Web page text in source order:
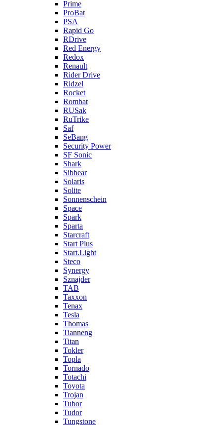
Prime
ProBat
PSA
Rapid Go
RDrive
Red Energy
Redox
Renault
Rider Drive
Ridzel
Rocket
Rombat
RUSak
RuTrike
Saf
SeBang
Security Power
SF Sonic
Shark
Sibbear
Solaris
Solite
Sonnenschein
Space
Spark
Sparta
Starcraft
Start Plus
Start.Light
Steco
Synergy
Sznajder
TAB
Taxxon
Tenax
Tesla
Thomas
Tianneng
Titan
Tokler
Topla
Tornado
Totachi
Toyota
Trojan
Tubor
Tudor
Tungstone